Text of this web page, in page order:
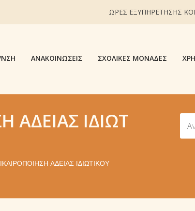
ΩΡΕΣ ΕΞΥΠΗΡΕΤΗΣΗΣ
ΑΝΑΚΟΙΝΏΣΕΙΣ ΣΧΟΛΙΚΈΣ ΜΟΝΆΔΕΣ
ΆΔΕΙΑΣ ΙΔΙΩΤ
ΆΔΕΙΑΣ ΙΔΙΩΤΙΚΟΎ